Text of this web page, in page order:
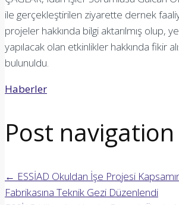
ile gerçekleştirilen ziyarette dernek
projeler hakkında bilgi aktarılmış olup,
yapılacak olan etkinlikler hakkında fikir
bulunuldu.
Haberler
Post navigation
← ESSİAD Okuldan İşe Projesi
Fabrikasına Teknik Gezi Düzenlendi